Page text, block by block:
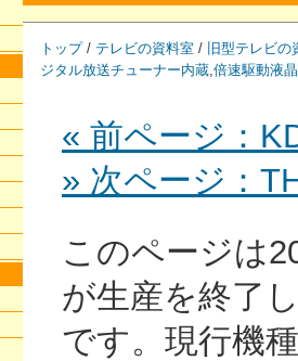
トップ/ テレビの資料室 / 旧型テレビの
ジタル放送チューナー内蔵,倍速駆動液
« 前ページ：
» 次ページ：
このページは
が生産を終了
です。現行機